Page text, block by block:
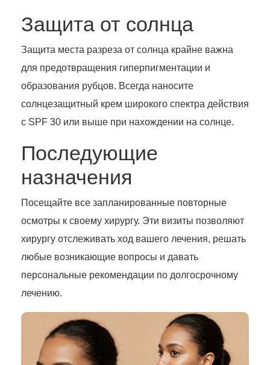
Защита от солнца
Защита места разреза от солнца крайне важна
для предотвращения гиперпигментации и
образования рубцов. Всегда наносите
солнцезащитный крем широкого спектра действия
с SPF 30 или выше при нахождении на солнце.
Последующие
назначения
Посещайте все запланированные повторные
осмотры к своему хирургу. Эти визиты позволяют
хирургу отслеживать ход вашего лечения, решать
любые возникающие вопросы и давать
персональные рекомендации по долгосрочному
лечению.